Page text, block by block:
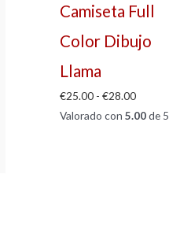
Camiseta Full
Color Dibujo
Llama
€25.00 - €28.00
Valorado con 5.00de 5